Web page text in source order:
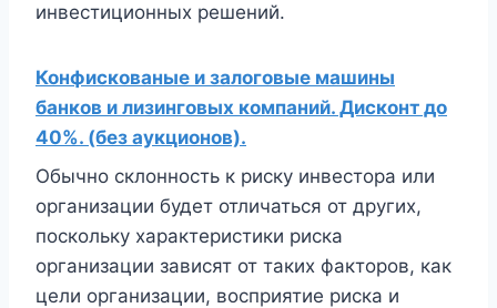
инвестиционных решений.
Конфискованые и залоговые машины
банков и лизинговых компаний. Дисконт до
40%. (без аукционов).
Обычно склонность к риску инвестора или
организации будет отличаться от других,
поскольку характеристики риска
организации зависят от таких факторов, как
цели организации, восприятие риска и